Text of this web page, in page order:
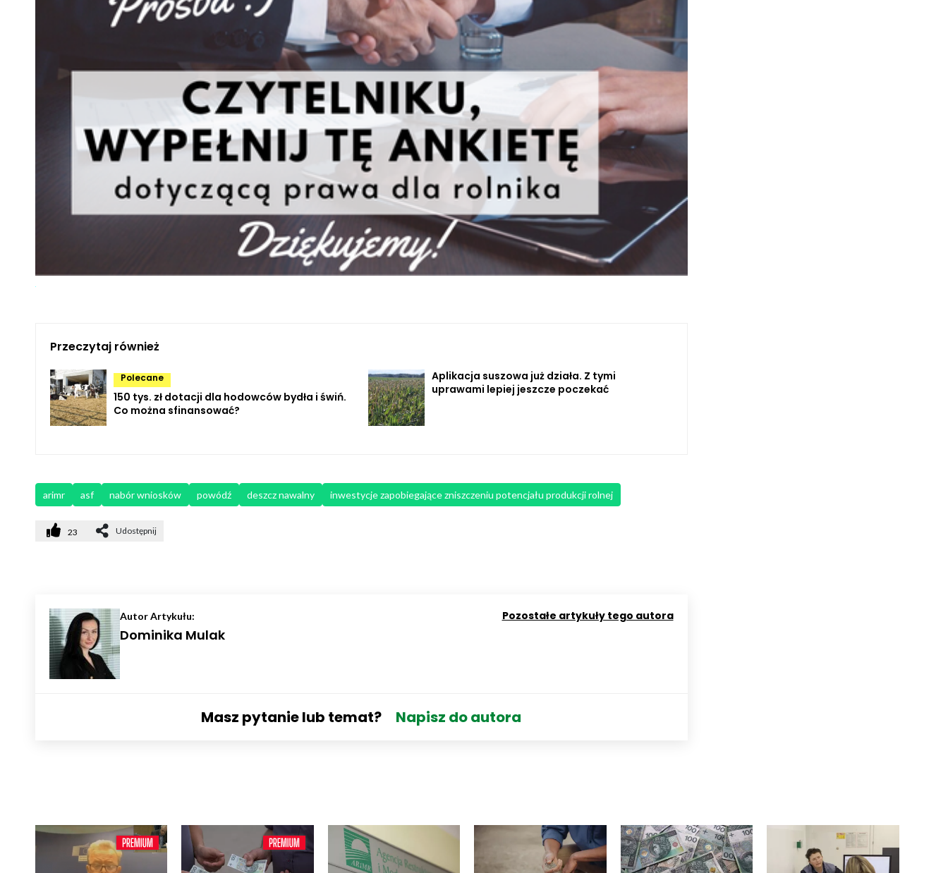
Przeczytaj również
Polecane
150 tys. zł dotacji dla hodowców bydła i świń.
Co można sfinansować?
Aplikacja suszowa już działa. Z tymi
uprawami lepiej jeszcze poczekać
arimr asf nabór wniosków powódź deszcz nawalny inwestycje zapobiegające zniszczeniu potencjału produkcji rolnej
23 Udostępnij
Autor Artykułu:
Dominika Mulak
Pozostałe artykuły tego autora
Masz pytanie lub temat? Napisz do autora